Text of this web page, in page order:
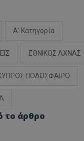
Α' Κατηγορία
ΕΘΝΙΚΟΣ ΑΧΝΑΣ
ΠΟΔΟΣΦΑΙΡΟ
το άρθρο